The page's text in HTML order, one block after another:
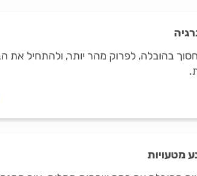
בהובלה, לפרוק מהר יותר, ולהתחיל את
מטעויות